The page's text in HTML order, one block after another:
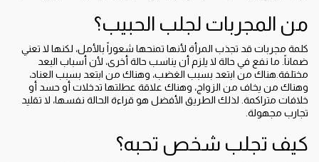
من المجربات لجلب الحبيب؟
كلمة مجربات قد تجذب المرأة لأنها تمنحها شعوراً بالأمل، لكنها لا تعني
ضماناً. ما نفع في حالة لا يلزم أن يناسب حالة أخرى، لأن أسباب البعد
مختلفة.هناك من ابتعد بسبب الغضب، وهناك من ابتعد بسبب العناد،
وهناك من يخاف من الزواج، وهناك علاقة عطلتها تدخلات أو حسد أو
خلافات متراكمة. لذلك الطريق الأفضل هو قراءة الحالة نفسها، لا تقليد
تجارب مجهولة.
كيف تجلب شخص تحبه؟